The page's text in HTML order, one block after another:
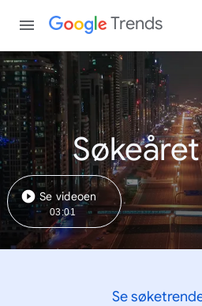
Trends
Se videoen
03:01
Se